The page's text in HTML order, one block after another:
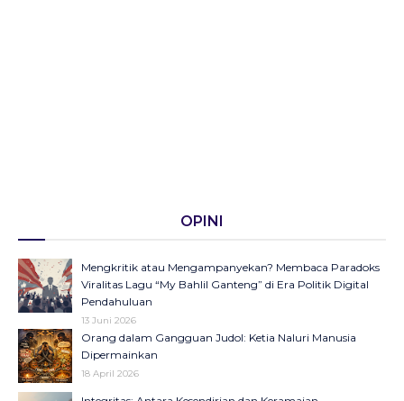
OPINI
Mengkritik atau Mengampanyekan? Membaca Paradoks
Viralitas Lagu “My Bahlil Ganteng” di Era Politik Digital
Pendahuluan
13 Juni 2026
Orang dalam Gangguan Judol: Ketia Naluri Manusia
Dipermainkan
18 April 2026